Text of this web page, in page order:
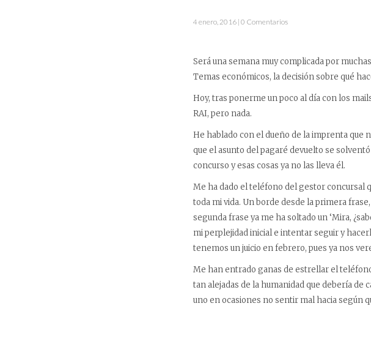
4 enero, 2016 | 0 Comentarios
Será una semana muy complicada por
Temas económicos, la decisión sobre qué
Hoy, tras ponerme un poco al día con los
RAI, pero nada.
He hablado con el dueño de la imprenta que
que el asunto del pagaré devuelto se
concurso y esas cosas ya no las lleva él.
Me ha dado el teléfono del gestor concursal
toda mi vida. Un borde desde la primera
segunda frase ya me ha soltado un ‘Mira,
mi perplejidad inicial e intentar seguir y
tenemos un juicio en febrero, pues ya nos
Me han entrado ganas de estrellar el
tan alejadas de la humanidad que debería de
uno en ocasiones no sentir mal hacia según